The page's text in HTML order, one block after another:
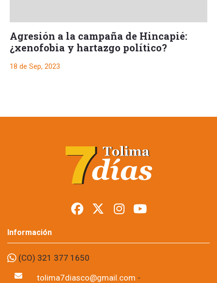
Agresión a la campaña de Hincapié:
¿xenofobia y hartazgo político?
18 de Sep, 2023
campaña de
Hincapié: ¿xenofobia
y hartazgo político?
18 de Sep, 2023
La agresión que sufrió